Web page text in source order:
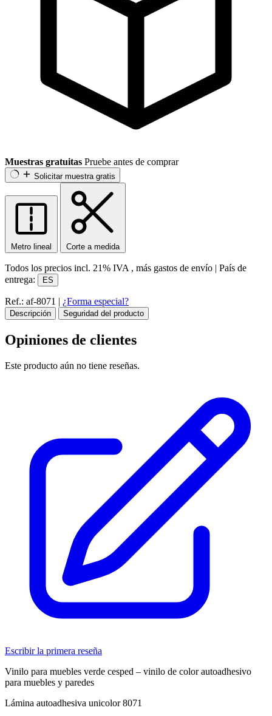
Muestras gratuitas Pruebe antes de comprar
Solicitar muestra gratis
Metro lineal Corte a medida
Todos los precios incl. 21% IVA , más gastos de envío | País de
entrega:
ES
Ref.: af-8071 | ¿Forma especial?
Descripción Seguridad del producto
Opiniones de clientes
Este producto aún no tiene reseñas.
Escribir la primera reseña
Vinilo para muebles verde cesped – vinilo de color autoadhesivo
para muebles y paredes
Lámina autoadhesiva unicolor 8071